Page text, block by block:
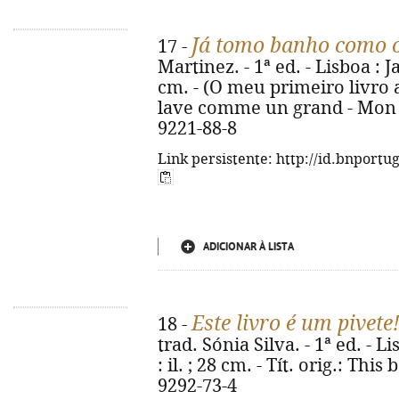
17 - Já tomo banho como
Martinez. - 1ª ed. - Lisboa :
cm. - (O meu primeiro livro
lave comme un grand - Mon
9221-88-8
Link persistente: http://
ADICIONAR À LISTA
18 -Este livro é um pivete!
trad. Sónia Silva. - 1ª ed. -
: il. ; 28 cm. - Tít. orig.: This
9292-73-4